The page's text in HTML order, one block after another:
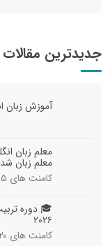
جدیدترین مقالات
آموزش زبان
معلم زبان
معلم زبان
کامنت های ۵
🎓 دوره
۲۰۲۶
کامنت های